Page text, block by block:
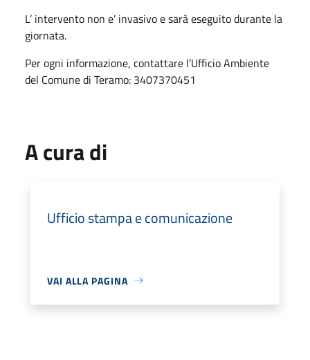
L’ intervento non e’ invasivo e sarà eseguito durante la
giornata.
Per ogni informazione, contattare l’Ufficio Ambiente
del Comune di Teramo: 3407370451
A cura di
Ufficio stampa e comunicazione
VAI ALLA PAGINA